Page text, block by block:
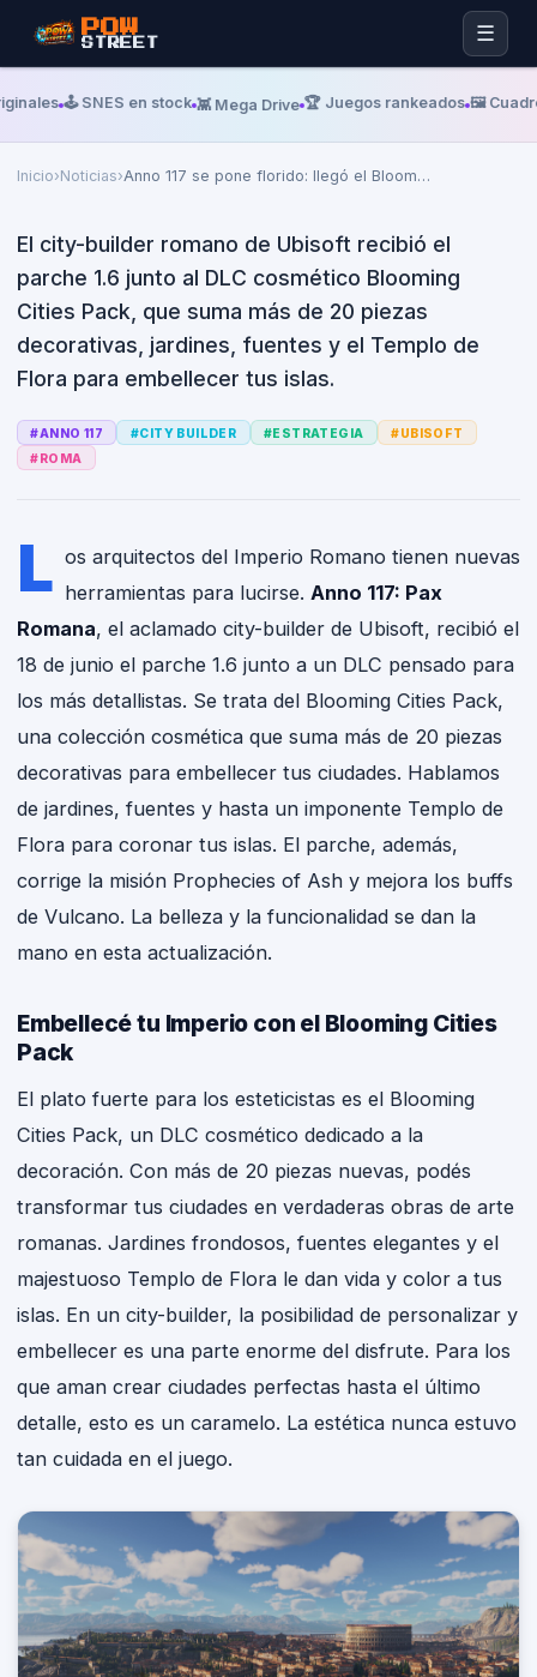
POW
STREET ☰
🕹️ SNES en stock 👾 Mega Drive 🏆 Juegos rankeados 🖼️
Inicio›Noticias›Anno 117 se pone florido: llegó el Bloom…
UBISOFT NEWS
Anno 117 se pone florido: llegó
el Blooming Cities Pack y el
parche 1.6
El city-builder romano de Ubisoft recibió el
parche 1.6 junto al DLC cosmético Blooming
Cities Pack, que suma más de 20 piezas
decorativas, jardines, fuentes y el Templo de
Flora para embellecer tus islas.
#ANNO 117 #CITY BUILDER #ESTRATEGIA #UBISOFT
#ROMA
L os arquitectos del Imperio Romano tienen nuevas
herramientas para lucirse. Anno 117: Pax
Romana, el aclamado city-builder de Ubisoft, recibió el
18 de junio el parche 1.6 junto a un DLC pensado para
los más detallistas. Se trata del Blooming Cities Pack,
una colección cosmética que suma más de 20 piezas
decorativas para embellecer tus ciudades. Hablamos
de jardines, fuentes y hasta un imponente Templo de
Flora para coronar tus islas. El parche, además,
corrige la misión Prophecies of Ash y mejora los buffs
de Vulcano. La belleza y la funcionalidad se dan la
mano en esta actualización.
Embellecé tu Imperio con el Blooming Cities
Pack
El plato fuerte para los esteticistas es el Blooming
Cities Pack, un DLC cosmético dedicado a la
decoración. Con más de 20 piezas nuevas, podés
transformar tus ciudades en verdaderas obras de arte
romanas. Jardines frondosos, fuentes elegantes y el
majestuoso Templo de Flora le dan vida y color a tus
islas. En un city-builder, la posibilidad de personalizar y
embellecer es una parte enorme del disfrute. Para los
que aman crear ciudades perfectas hasta el último
detalle, esto es un caramelo. La estética nunca estuvo
tan cuidada en el juego.